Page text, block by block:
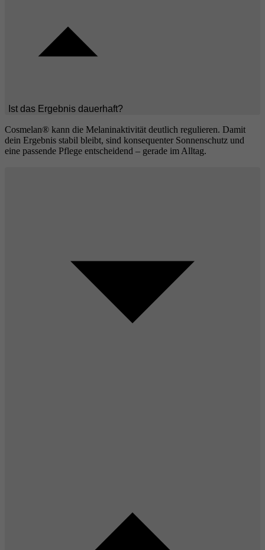
Ist das Ergebnis dauerhaft?
Cosmelan® kann die Melaninaktivität deutlich regulieren. Damit
dein Ergebnis stabil bleibt, sind konsequenter Sonnenschutz und
eine passende Pflege entscheidend – gerade im Alltag.